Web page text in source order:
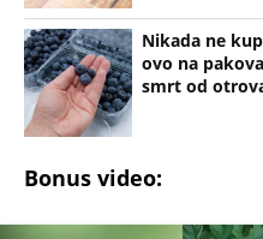
Nikada ne
ovo na
smrt od
Bonus video: